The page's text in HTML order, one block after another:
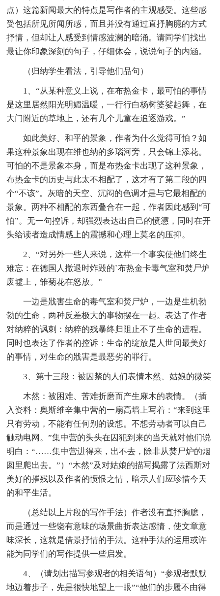
点）这篇新闻最大的特点是写作者的主观感受。这些感
受包括所见所闻所感，而且并没有通过直抒胸臆的方式
抒情，但却让人感受到情感波澜的暗涌。请同学们找出
最让你印象深刻的句子，仔细体会，说说句子的内涵。
（归纳学生看法，引导他们品句）
1、“从某种意义上说，在布热金卡，最可怕的事情
是这里居然阳光明媚温暖，一行行白杨树婆娑起舞，在
大门附近的草地上，还有几个儿童在追逐游戏。”
如此美好、和平的景象，作者为什么觉得可怕？如
果这种景象出现在维也纳的多瑙河旁，只会锦上添花。
可怕的不是景象本身，而是布热金卡出现了这种景象，
布热金卡的历史与此太不相配了，这才有了第二段的四
个“不该”。灰暗的天空、沉闷的色调才是与它最相配的
景象。两种不相配的东西叠合在一起，作者因此感到“可
怕”。无一句控诉，却强烈表达出自己的愤懑，同时在开
头给读者造成情感上的震撼和心理上莫名的压抑。
2、“对另外一些人来说，这样一个事实使他们终生
难忘：在德国人撤退时炸毁的`布热金卡毒气室和焚尸炉
废墟上，雏菊花在怒放。”
一边是戕害生命的毒气室和焚尸炉，一边是生机勃
勃的生命，两种反差极大的事物摆在一起。表达了作者
对纳粹的讽刺：纳粹的残暴终归阻止不了生命的进程。
同时也表达了作者的控诉：生命的绽放是人世间最美好
的事情，对生命的戕害是最恶劣的罪行。
3、第十三段：被囚禁的人们表情木然、姑娘的微笑
木然：被困难、苦难折磨而产生麻木的表情。（插
入资料：奥斯维辛集中营的一扇高墙上写着：“来到这里
只有劳动，不能有任何别的设想。不想劳动者可以自己
触动电网。”集中营的头头在囚犯到来的当天就对他们说
明白：“……集中营进得来，出不去，除非从焚尸炉的烟
囱里爬出去。”）“木然”及对姑娘的描写揭露了法西斯对
美好的摧残以及作者的愤恨之情，暗示人们应珍惜今天
的和平生活。
（总结以上片段的写作手法）作者没有直抒胸臆，
而是通过一些饶有意味的场景曲折表达感情，使文章意
味深长，这就是借景抒情的手法。这种手法的运用或许
能为同学们的写作提供一些启发。
4、（请划出描写参观者的相关语句）“参观者默默
地迈着步子，先是很快地望上一眼”“他们的步履不由得